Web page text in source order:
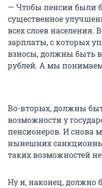
— Чтобы пенсии были
существенное
всех слоев населения.
зарплаты, с которых
взносы, должны быть
рублей. А мы
Во-вторых, должны
возможности у
пенсионеров. И снова
нынешних
таких возможностей
Ну и, наконец, должно